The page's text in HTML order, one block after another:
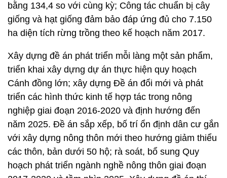
bằng 134,4 so với cùng kỳ; Công tác chuẩn bị cây
giống và hạt giống đảm bảo đáp ứng đủ cho 7.150
ha diện tích rừng trồng theo kế hoạch năm 2017.
Xây dựng đề án phát triển mỗi làng một sản phẩm,
triển khai xây dựng dự án thực hiện quy hoạch
Cánh đồng lớn; xây dựng Đề án đổi mới và phát
triển các hình thức kinh tế hợp tác trong nông
nghiệp giai đoạn 2016-2020 và định hướng đến
năm 2025. Đề án sắp xếp, bố trí ổn định dân cư gắn
với xây dựng nông thôn mới theo hướng giảm thiểu
các thôn, bản dưới 50 hộ; rà soát, bổ sung Quy
hoạch phát triển ngành nghề nông thôn giai đoạn